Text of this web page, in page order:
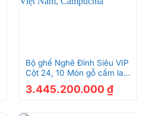
Bộ ghế Nghê Đỉnh Siêu VIP
Cột 24, 10 Món gỗ cẩm lai
(Hàng mộc)
3.445.200.000 ₫